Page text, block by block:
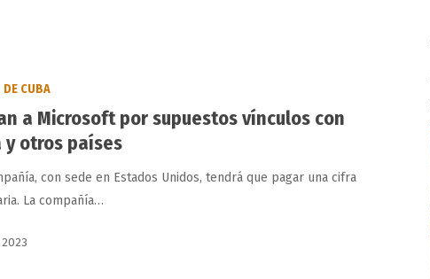
DE CUBA
a Microsoft por supuestos vínculos con
y otros países
con sede en Estados Unidos, tendrá que pagar una cifra
La compañía…
2023